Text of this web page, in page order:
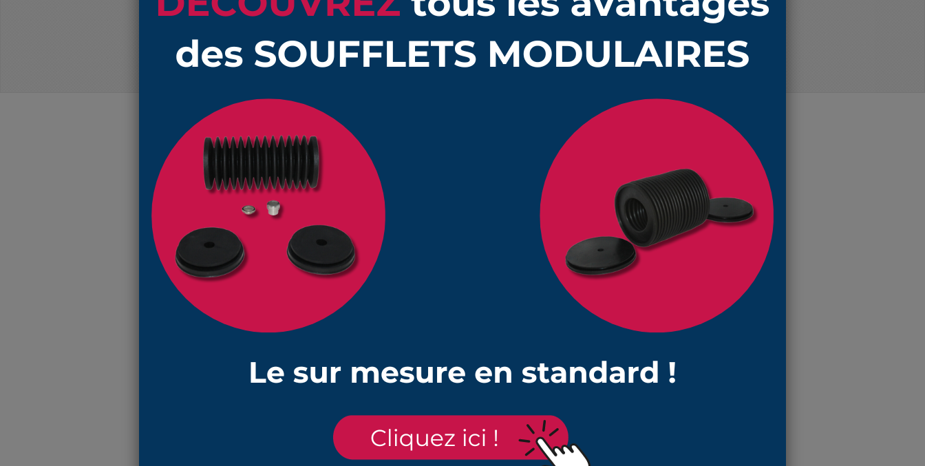
4031 NBR soufflet 5.5mm et 20mm long 10 à 18 mm 10 13,63 € 16,36 €
4031 NBR soufflet 5.5mm et 20mm long 10 à 18 mm 50 14,28 € 17,14 €
N'oubliez pas de commander les colliers de serrage correspondant à ce soufflet !
EN SAVOIR PLUS
Réf : 4031 NBR : soufflet de protection enNBR
résistant aux huiles et aux graisses avec ouvertures de diamètre 5.5mm et de 20mm
utilisé comme protège capteur sur des Clio 1 ou pour certains câbles, le soufflet 4031 en NBR
est extensible à 25mm en total et
compressible à 17mm (10mm avec soufflets et 7mm pour le haut et la bas)
la matière
est utilisable à des températures entres -30°C et +100°C
vous trouverez les colliers de serrage adaptés
AVIS CLIENTS
AVIS À PROPOS DU PRODUIT
1